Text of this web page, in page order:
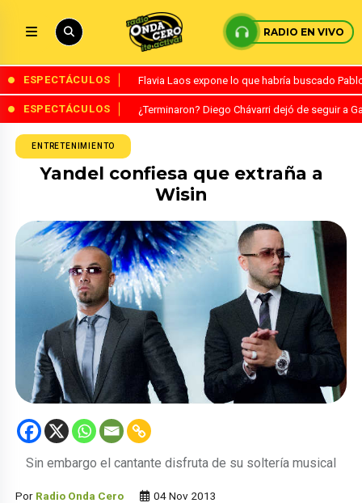
RADIO EN VIVO
ESPECTÁCULOS Flavia Laos expone lo que habría buscado
ESPECTÁCULOS ¿Terminaron? Diego Chávarri dejó de seguir a
ENTRETENIMIENTO
Yandel confiesa que extraña a
Wisin
Sin embargo el cantante disfruta de su soltería musical
Por Radio Onda Cero 04 Nov 2013